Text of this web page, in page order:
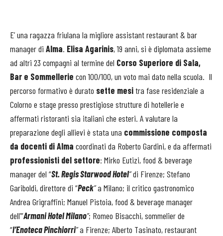
E’ una ragazza friulana la migliore assistant restaurant & bar
manager di Alma. Elisa Agarinis, 19 anni, si è diplomata assieme
ad altri 23 compagni al termine del Corso Superiore di Sala,
Bar e Sommellerie con 100/100, un voto mai dato nella scuola. Il
percorso formativo è durato sette mesitra fase residenziale a
Colorno e stage presso prestigiose strutture di hotellerie e
affermati ristoranti sia italiani che esteri. A valutare la
preparazione degli allievi è stata una commissione composta
da docenti di Alma coordinati da Roberto Gardini, e da affermati
professionisti del settore: Mirko Eutizi, food & beverage
manager del “St. Regis Starwood Hotel”di Firenze; Stefano
Gariboldi, direttore di “Peck”a Milano; il critico gastronomico
Andrea Grigraffini; Manuel Pistoia, food & beverage manager
dell’”Armani Hotel Milano”; Romeo Bisacchi, sommelier de
“l’Enoteca Pinchiorri”a Firenze; Alberto Tasinato, restaurant